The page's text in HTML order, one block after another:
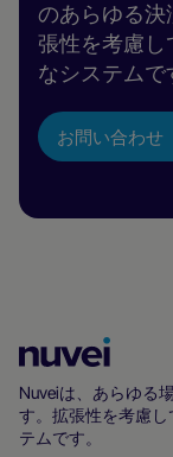
のあらゆる決
張性を考慮し
なシステムで
お問い合わせ
ホ
ー
Nuveiは、あらゆる
す。拡張性を考慮
テムです。